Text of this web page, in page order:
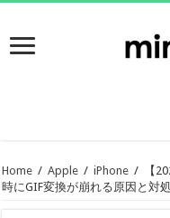
Home / Apple / iPhone /
【
時にGIF変換が崩れる原因と対